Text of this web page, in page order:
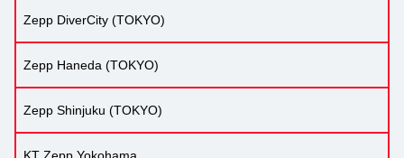
Zepp DiverCity (TOKYO)
Zepp Haneda (TOKYO)
Zepp Shinjuku (TOKYO)